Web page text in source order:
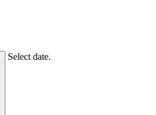
Select date.